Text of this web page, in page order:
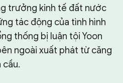
trưởng kinh tế đất nước
tác động của tình hình
thống bị luận tội Yoon
ngoài xuất phát từ căng